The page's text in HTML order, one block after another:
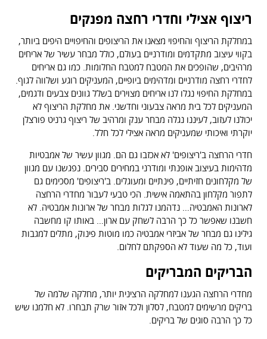
ריצוף אצילי וחדרי רחצה מפנקים
במחלקת הריצוף והחיפוי מצאנו את הריצופים והחיפויים היפים ביותר,
בקווי עיצוב מתקדמים ומודרניים בעולם, כולל מבחר עשיר של אריחים
מרהיבים, שהופכים את המטבח למטבח החלומות. כמו גם אריחים
לחדרי רחצה מודרניים ומדהימים ביופיים, המעניקים רוגע ושלווה לגוף.
במחלקת החיפוי נגלו לנו אריחים מצוירים בשלל גוונים צבעים ודגמים,
המעניקים לכל בית מראה צבעוני וחדשני. את מחלקת הריצוף לא
יכולנו לעזוב, לעיננו נגלה מבחר ענק ומרהיב של ריצוף גרניט פורצלן
יוקרתי ואיכותי שמעניקים מראה אצילי לכל חלל.
חדרי הרחצה ב'ריצופים' לא אכזבו גם הם. מגוון עשיר של אמבטיות
מדהימות בעיצוב אופנתי ומודרני במחירים סבירים. נפגשנו עם מגוון
של מקלחונים חזיתיים, פינתיים ומעוגלים. ב'ריצופים' מסכימים גם
לתפור מקלחון בהתאמה אישית. הכי טבעי לעבור מחדרי הרחצה
לארונות האמבטיה… נדהמנו לגלות מבחר של ארונות אמבטיה. לא
חשבנו שאפשר כל כך הרבה לשחק עם ארון… באותו קו מחשבה
גילינו גם מבחר של אביזרי אמבטיה כמו מוטות פינוק, מתלים למגבות
ועוד, כל מה שעוד לא הספקתם לחלום.
הבריקים המבריקים
מחדרי הרחצה הגענו למחלקה הרצינית יותר, מחלקה שלמה של
בריקים מרשימים למטבח, לסלון ולכל אזור שרק תבחרו. לא חלמנו שיש
כל כך הרבה סוגים של בריקים.